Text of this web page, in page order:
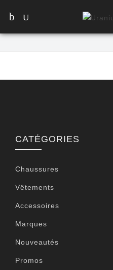
CATÉGORIES
Chaussures
Vêtements
Accessoires
Marques
Nouveautés
Promos